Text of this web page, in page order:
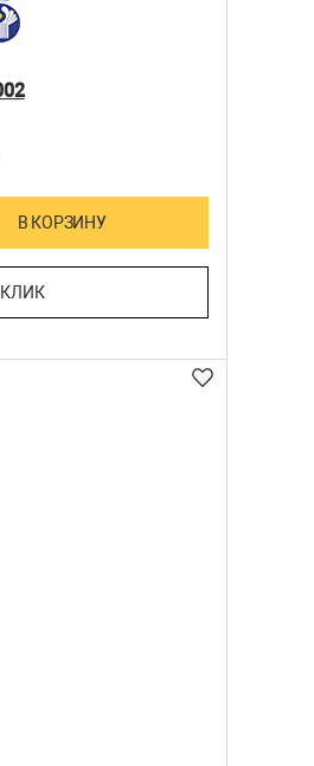
В КОРЗИНУ
КЛИК